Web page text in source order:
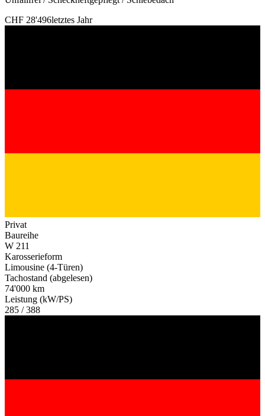
CHF 28'496letztes Jahr
Privat
Baureihe
W 211
Karosserieform
Limousine (4-Türen)
Tachostand (abgelesen)
74'000 km
Leistung (kW/PS)
285 / 388